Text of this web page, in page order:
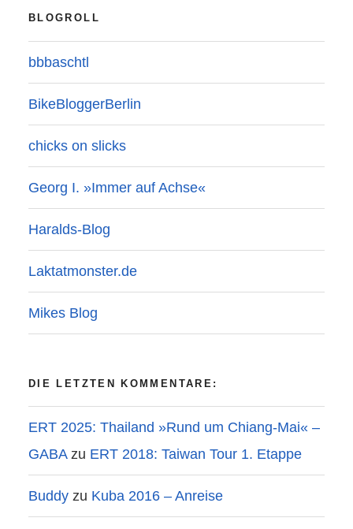
BLOGROLL
bbbaschtl
BikeBloggerBerlin
chicks on slicks
Georg I. »Immer auf Achse«
Haralds-Blog
Laktatmonster.de
Mikes Blog
DIE LETZTEN KOMMENTARE:
ERT 2025: Thailand »Rund um Chiang-Mai« –
GABAzu ERT 2018: Taiwan Tour 1. Etappe
Buddy zu Kuba 2016 – Anreise